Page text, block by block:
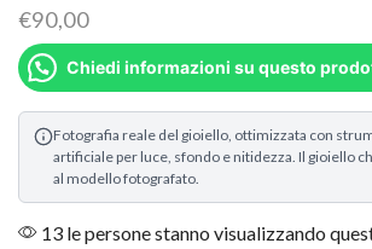
€90,00
Chiedi informazioni su questo
Fotografia reale del gioiello, ottimizzata con
artificiale per luce, sfondo e nitidezza. Il gioiello
al modello fotografato.
13 le persone stanno visualizzando